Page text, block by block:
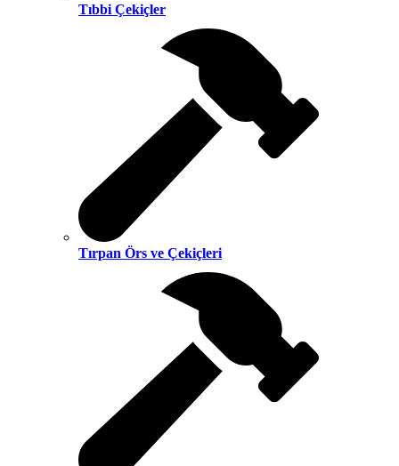
Tıbbi Çekiçler
Tırpan Örs ve Çekiçleri